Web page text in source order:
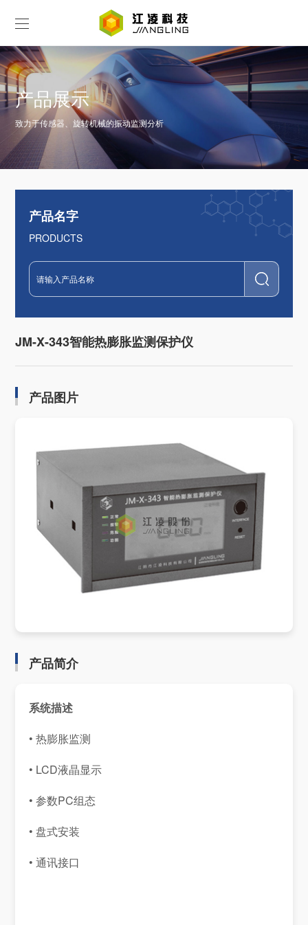
产品展示
致力于传感器、旋转机械的振动监测分析
产品名字
PRODUCTS
JM-X-343智能热膨胀监测保护仪
产品图片
产品简介
系统描述
• 热膨胀监测
• LCD液晶显示
• 参数PC组态
• 盘式安装
• 通讯接口